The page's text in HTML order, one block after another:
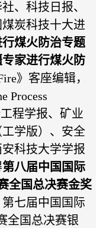
、科技日报、
炭科技十大进
煤火防治专题
家进行煤火防
》客座编辑，
Process
程学报、矿业
学版）、安全
科技大学学报
第八届中国国际
全国总决赛金奖
第七届中国国际
全国总决赛银